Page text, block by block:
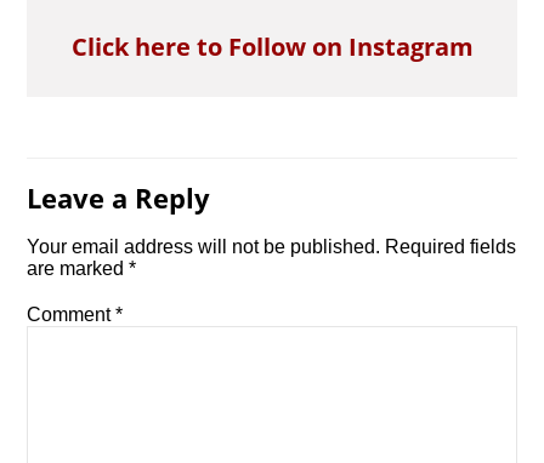
Click here to Follow on Instagram
Leave a Reply
Your email address will not be published. Required fields
are marked*
Comment*